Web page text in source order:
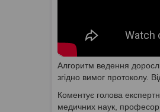
Алгоритм ведення
згідно вимог протоколу.
Коментує голова
медичних наук,